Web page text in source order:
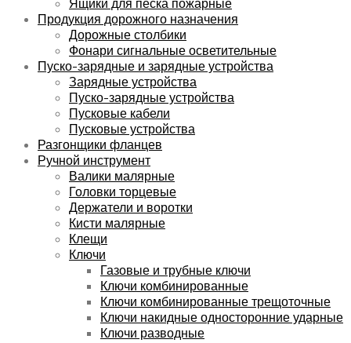
Продукция дорожного назначения
Дорожные столбики
Фонари сигнальные осветительные
Пуско-зарядные и зарядные устройства
Зарядные устройства
Пуско-зарядные устройства
Пусковые кабели
Пусковые устройства
Разгонщики фланцев
Ручной инструмент
Валики малярные
Головки торцевые
Держатели и воротки
Кисти малярные
Клещи
Ключи
Газовые и трубные ключи
Ключи комбинированные
Ключи комбинированные трещоточные
Ключи накидные односторонние ударные
Ключи разводные